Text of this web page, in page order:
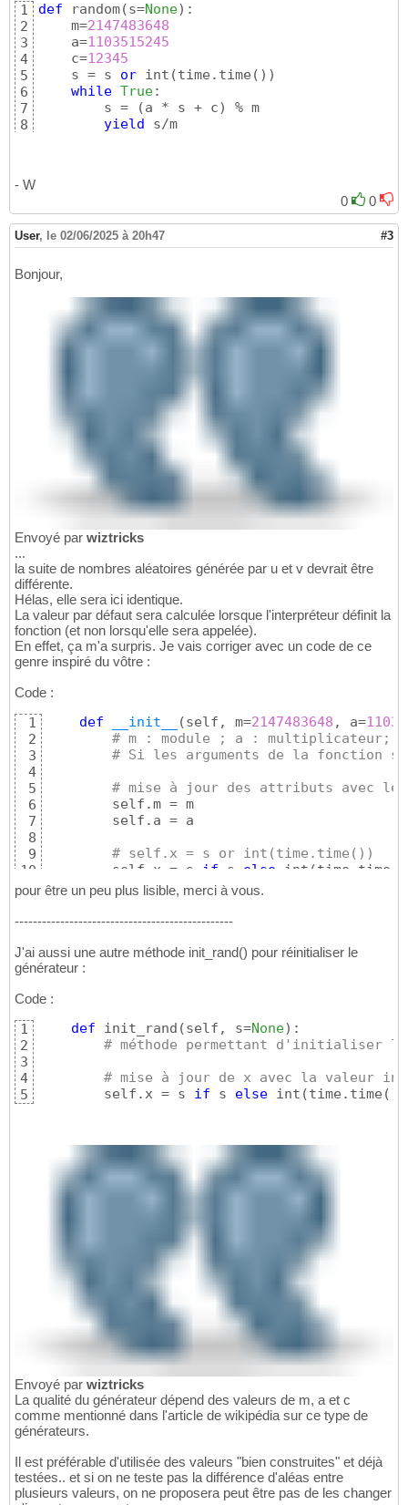
1
2
3
4
5
6
7
8
def random(s=None) :
    m=
2147483648
    a=
1103515245
    c=
12345
    s = s
or int (time.time ( ) )
while True:
        s =
(a * s + c)
% m
yield
s/m
- W
0
0
User, le 02/06/2025 à 20h47 #3
Bonjour,
Envoyé par wiztricks
...
la suite de nombres aléatoires générée par u et v devrait être
différente.
Hélas, elle sera ici identique.
La valeur par défaut sera calculée lorsque l'interpréteur définit la
fonction (et non lorsqu'elle sera appelée).
En effet, ça m'a surpris. Je vais corriger avec un code de ce
genre inspiré du vôtre :
Code :
1
2
3
4
5
6
7
8
9
10
def __init__ (self, m=2147483648 , a=
# m : module ; a : multiplicateur;
# Si les arguments de la fonction
# mise à jour des attributs avec les
        self.m = m
        self.a = a
# self.x = s or int(time.time())
        self.x = s
if s else int (time.time
pour être un peu plus lisible, merci à vous.
------------------------------------------------
J'ai aussi une autre méthode init_rand() pour réinitialiser le
générateur :
Code :
1
2
3
4
5
def init_rand (self, s=None) :
# méthode permettant d'initialiser le
# mise à jour de x avec la valeur
        self.x = s
if s else int (time.time ( )
Envoyé par wiztricks
La qualité du générateur dépend des valeurs de m, a et c
comme mentionné dans l'article de wikipédia sur ce type de
générateurs.
Il est préférable d'utilisée des valeurs "bien construites" et déjà
testées.. et si on ne teste pas la différence d'aléas entre
plusieurs valeurs, on ne proposera peut être pas de les changer